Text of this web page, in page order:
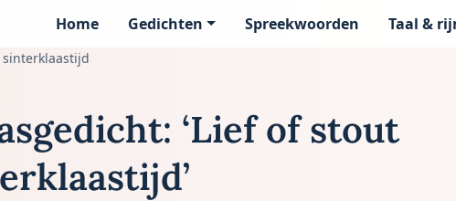
Home Gedichten Spreekwoorden Taal &
‘Lief of stout